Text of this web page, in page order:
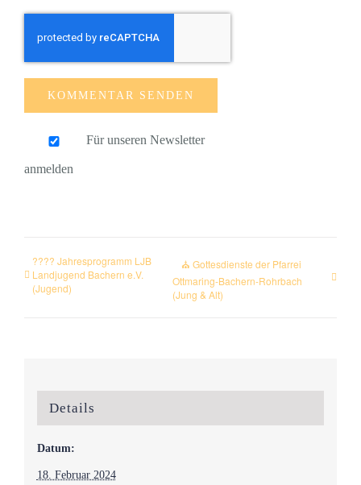
Für unseren Newsletter
anmelden
???? Jahresprogramm LJB
Landjugend Bachern e.V.
(Jugend)
⛪ Gottesdienste der Pfarrei
Ottmaring-Bachern-Rohrbach
(Jung & Alt)
Details
Datum:
18. Februar 2024